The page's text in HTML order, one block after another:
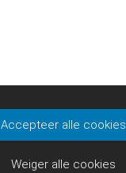
Accepteer alle cookies
Weiger alle cookies